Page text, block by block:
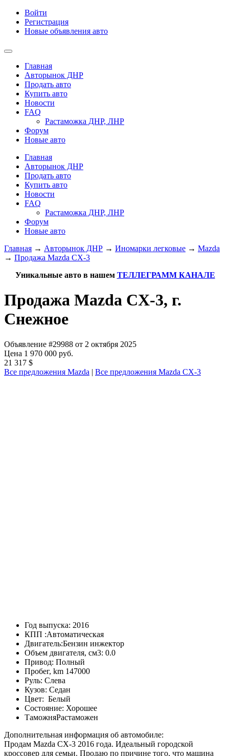
Войти
Регистрация
Новые объявления авто
Главная
Авторынок ДНР
Продать авто
Купить авто
Новости
FAQ
Растаможка ДНР, ЛНР
Форум
Новые авто
Главная
Авторынок ДНР
Продать авто
Купить авто
Новости
FAQ
Растаможка ДНР, ЛНР
Форум
Новые авто
Главная → Авторынок ДНР → Иномарки легковые → Mazda
→ Продажа Mazda CX-3
Уникальные авто в нашем ТЕЛЛЕГРАММ КАНАЛЕ
Продажа Mazda CX-3, г.
Снежное
Объявление #29988 от 2 октября 2025
Цена 1 970 000 руб.
21 317 $
Все предложения Mazda | Все предложения Mazda CX-3
Год выпуска: 2016
КПП :Автоматическая
Двигатель:Бензин инжектор
Объем двигателя, см3: 0.0
Привод: Полный
Пробег, km 147000
Руль: Слева
Кузов: Седан
Цвет: Белый
Состояние: Хорошее
ТаможняРастаможен
Дополнительная информация об автомобиле:
Продам Mazda CX-3 2016 года. Идеальный городской
кроссовер для семьи. Продаю по причине того, что машина